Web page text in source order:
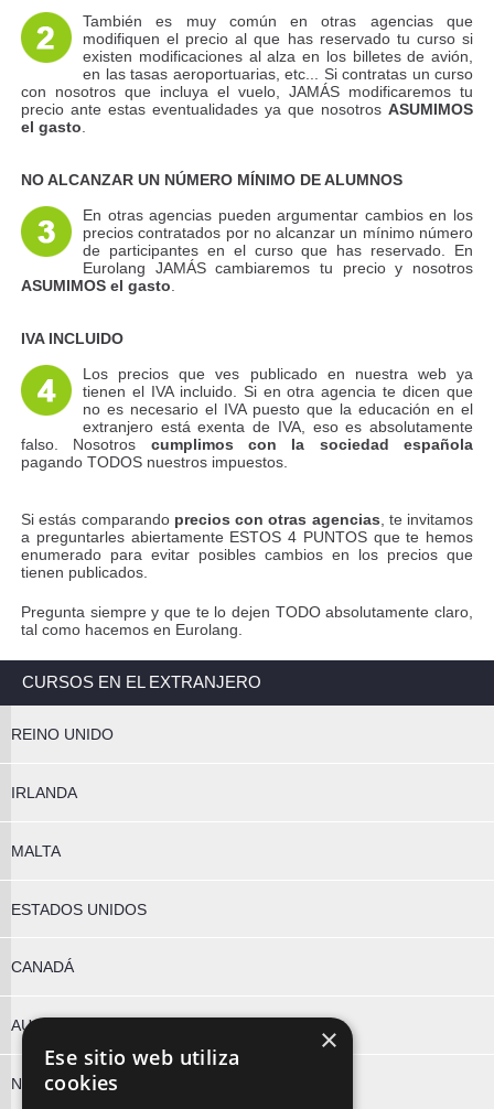
También es muy común en otras agencias que
modifiquen el precio al que has reservado tu curso si
existen modificaciones al alza en los billetes de avión,
en las tasas aeroportuarias, etc... Si contratas un curso
con nosotros que incluya el vuelo, JAMÁS modificaremos tu
precio ante estas eventualidades ya que nosotros ASUMIMOS
el gasto
NO ALCANZAR UN NÚMERO MÍNIMO DE ALUMNOS
En otras agencias pueden argumentar cambios en los
precios contratados por no alcanzar un mínimo número
de participantes en el curso que has reservado. En
Eurolang JAMÁS cambiaremos tu precio y nosotros
ASUMIMOS el gasto
IVA INCLUIDO
Los precios que ves publicado en nuestra web ya
tienen el IVA incluido. Si en otra agencia te dicen que
no es necesario el IVA puesto que la educación en el
extranjero está exenta de IVA, eso es absolutamente
falso. Nosotros cumplimos con la sociedad española
pagando TODOS nuestros impuestos.
Si estás comparando precios con otras agencias , te invitamos
a preguntarles abiertamente ESTOS 4 PUNTOS que te hemos
enumerado para evitar posibles cambios en los precios que
tienen publicados.
Pregunta siempre y que te lo dejen TODO absolutamente claro,
tal como hacemos en Eurolang.
CURSOS EN EL EXTRANJERO
REINO UNIDO
IRLANDA
MALTA
ESTADOS UNIDOS
CANADÁ
AUSTRALIA
NUEVA ZELANDA
×
Ese sitio web utiliza
cookies